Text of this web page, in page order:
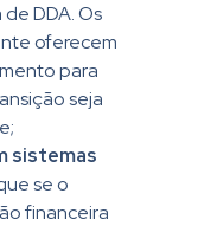
DDA. Os
oferecem
para
seja
sistemas
se o
financeira